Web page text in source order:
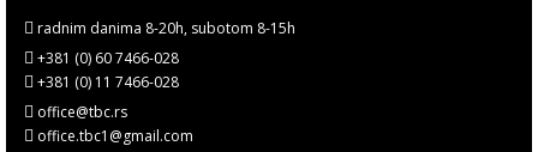
radnim danima 8-20h, subotom 8-15h
+381 (0) 60 7466-028
+381 (0) 11 7466-028
office@tbc.rs
office.tbc1@gmail.com